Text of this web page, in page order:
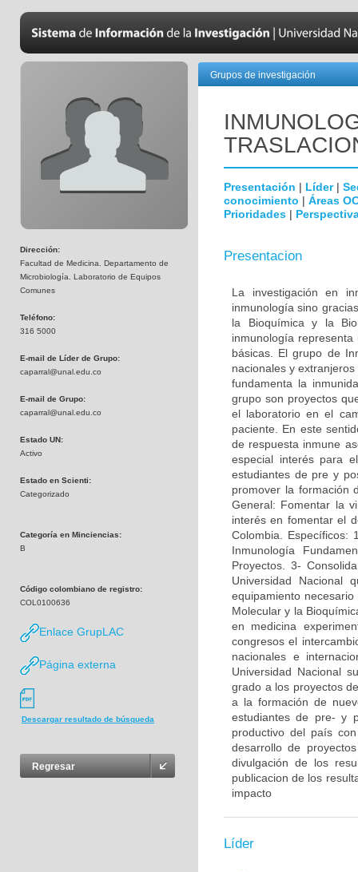
Dirección:
Facultad de Medicina. Departamento de
Microbiología. Laboratorio de Equipos
Comunes
Teléfono:
316 5000
E-mail de Líder de Grupo:
caparral@unal.edu.co
E-mail de Grupo:
caparral@unal.edu.co
Estado UN:
Activo
Estado en Scienti:
Categorizado
Categoría en Minciencias:
B
Código colombiano de registro:
COL0100636
Enlace GrupLAC
Página externa
Descargar resultado de búsqueda
Regresar
Grupos de investigación
Presentación | Líder|
conocimiento | Áreas
Prioridades |
Presentacion
La investigación en
inmunología sino
la Bioquímica y la
inmunología
básicas. El grupo de
nacionales y
fundamenta la
grupo son proyectos
el laboratorio en el
paciente. En este
de respuesta inmune
especial interés para
estudiantes de pre y
promover la formación
General: Fomentar la
interés en fomentar el
Colombia. Específicos:
Inmunología
Proyectos. 3-
Universidad
equipamiento
Molecular y la
en medicina
congresos el
nacionales e
Universidad Nacional
grado a los proyectos
a la formación de
estudiantes de pre- y
productivo del país
desarrollo de
divulgación de los
publicacion de los
impacto
Líder